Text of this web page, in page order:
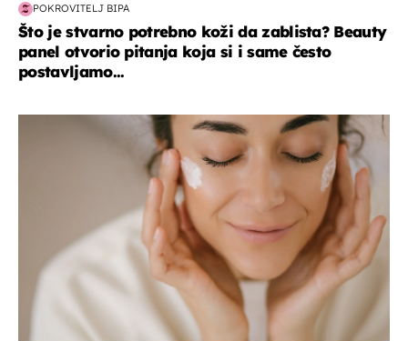
POKROVITELJ BIPA
Što je stvarno potrebno koži da zablista? Beauty
panel otvorio pitanja koja si i same često
postavljamo...
moda & ljepota